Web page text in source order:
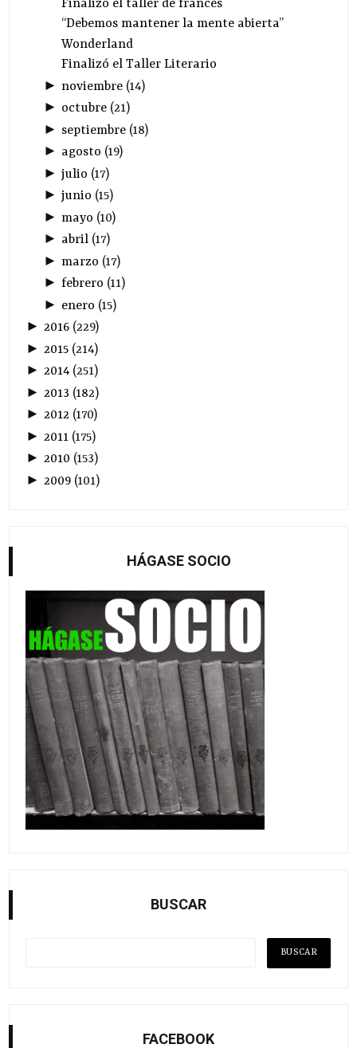
Finalizó el taller de francés
“Debemos mantener la mente abierta”
Wonderland
Finalizó el Taller Literario
► noviembre(14)
► octubre(21)
► septiembre(18)
► agosto (19)
► julio (17)
► junio (15)
► mayo (10)
► abril(17)
► marzo (17)
► febrero (11)
► enero (15)
►2016 (229)
► 2015 (214)
►2014 (251)
► 2013 (182)
►2012 (170)
► 2011 (175)
►2010 (153)
► 2009 (101)
HÁGASE SOCIO
BUSCAR
FACEBOOK